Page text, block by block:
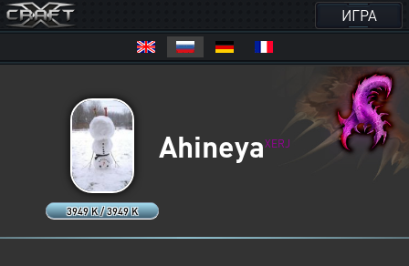
ИГРА
3949 K / 3949 K
AhineyaXERJ